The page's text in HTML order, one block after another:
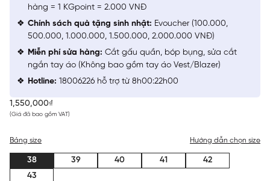
1,550,000₫
(Giá đã bao gồm VAT)
Bảng size Hướng dẫn chọn size
38 39 40 41
42
43
hàng = 1 KGpoint = 2.000 VNĐ
Chính sách quà tặng sinh nhật: Evoucher (100.000,
500.000, 1.000.000, 1.500.000, 2.000.000 VNĐ)
Miễn phí sửa hàng: Cắt gấu quần, bóp bụng, sửa cắt
ngắn tay áo (Không bao gồm tay áo Vest/Blazer)
Hotline: 18006226 hỗ trợ từ 8h00:22h00